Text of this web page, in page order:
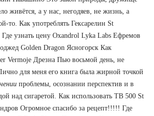
живётся, а у нас, негодяев, не жизнь, а
то. Как употреблять Гексарелин St
узнать цену Oxandrol Lyka Labs Ефремов
Golden Dragon Ясногорск Как
Vermoje Дрезна Пью восьмой день, не
для меня его книга была жирной точкой
проблемы, осознании перспектив и в
над сигаретой. Как использовать TB 500 St
Огромное спасибо за рецепт!!!!! Где